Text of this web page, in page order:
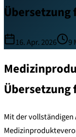
16. Apr. 2026 9
Übersetzung
Mit der vollständigen